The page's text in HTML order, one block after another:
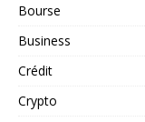
Bourse
Business
Crédit
Crypto